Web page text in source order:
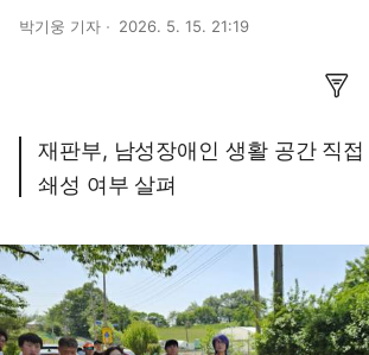
박기웅 기자 2026. 5. 15. 21:19
재판부, 남성장애인 생활 공간 직
쇄성 여부 살펴